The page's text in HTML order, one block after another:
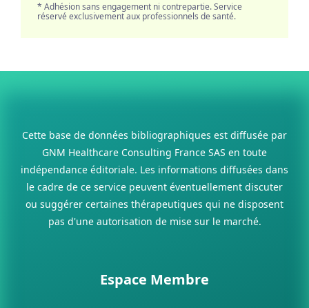
* Adhésion sans engagement ni contrepartie. Service
réservé exclusivement aux professionnels de santé.
Cette base de données bibliographiques est diffusée par
GNM Healthcare Consulting France SAS en toute
indépendance éditoriale. Les informations diffusées dans
le cadre de ce service peuvent éventuellement discuter
ou suggérer certaines thérapeutiques qui ne disposent
pas d'une autorisation de mise sur le marché.
Espace Membre